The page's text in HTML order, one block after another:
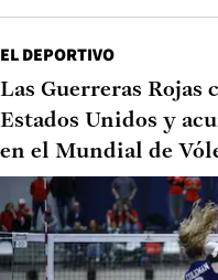
EL DEPORTIVO
Las Guerreras Rojas
Estados Unidos y
en el Mundial de